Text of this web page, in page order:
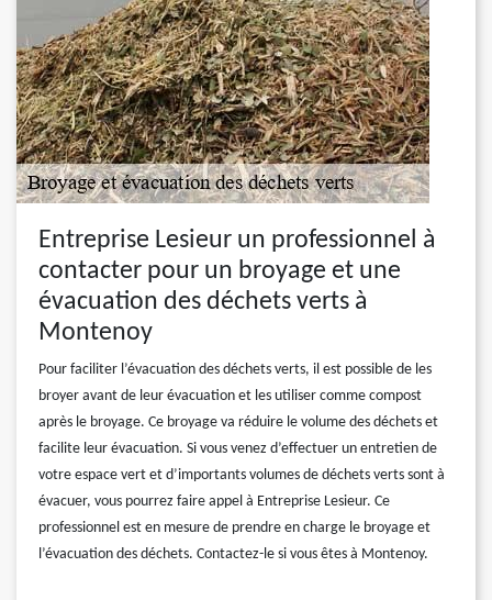
Entreprise Lesieur un professionnel à
contacter pour un broyage et une
évacuation des déchets verts à
Montenoy
Pour faciliter l’évacuation des déchets verts, il est possible de les
broyer avant de leur évacuation et les utiliser comme compost
après le broyage. Ce broyage va réduire le volume des déchets et
facilite leur évacuation. Si vous venez d’effectuer un entretien de
votre espace vert et d’importants volumes de déchets verts sont à
évacuer, vous pourrez faire appel à Entreprise Lesieur. Ce
professionnel est en mesure de prendre en charge le broyage et
l’évacuation des déchets. Contactez-le si vous êtes à Montenoy.